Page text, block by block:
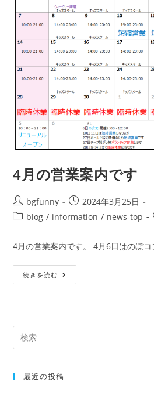
4月の営業案内です
bgfunny
2024年3月25日
blog / information / news-top
4月の営業案内です。 4月6日はのぼ
続きを読む
最近の投稿